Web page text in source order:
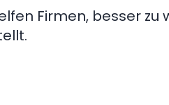
Firmen, besser zu